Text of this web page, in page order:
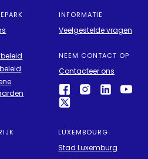
INFORMATIE
Veelgestelde vragen
NEEM CONTACT OP
Contacteer ons
LUXEMBOURG
Stad Luxemburg